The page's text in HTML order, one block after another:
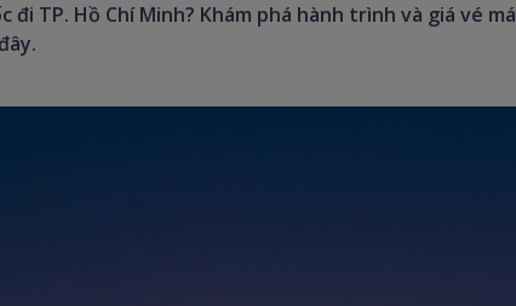
TP. Hồ Chí Minh? Khám phá hành trình và giá vé